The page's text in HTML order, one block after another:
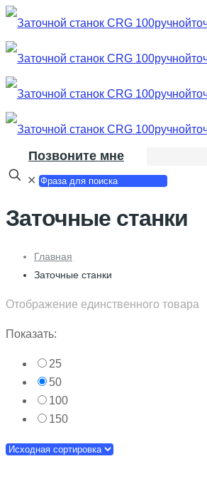
Позвоните мне
✕
Заточные станки
Главная
Заточные станки
Отображение единственного товара
Показать:
25
50
100
150